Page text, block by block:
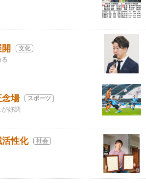
文化
念場 スポーツ
好調
性化 社会